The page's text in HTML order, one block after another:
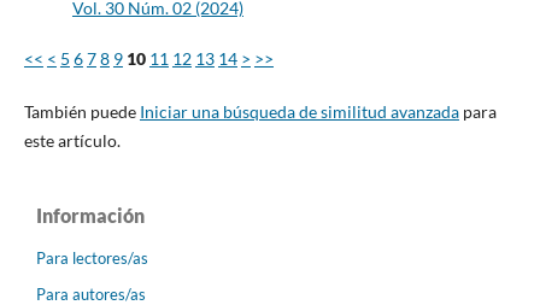
Vol. 30 Núm. 02 (2024)
<< < 5 678 9 10 11 12 13 14 > >>
También puede Iniciar una búsqueda de similitud avanzadapara
este artículo.
Información
Para lectores/as
Para autores/as